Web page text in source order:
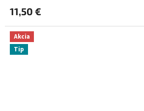
11,50 €
Akcia
Tip